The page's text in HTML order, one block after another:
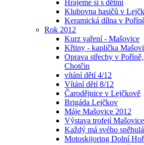
Hrajeme si s dětmi
Klubovna hasičů v
Keramická dílna v
Rok 2012
Kurz vaření - Mašovice
Křtiny - kaplička
Oprava střechy v
Chotčin
vítání dětí 4/12
Vítání dětí 8/12
Čarodějnice v Lejčkově
Brigáda Lejčkov
Máje Mašovice 2012
Výstava trofejí Mašovice
Každý má svého
Motoskijoring Dolní